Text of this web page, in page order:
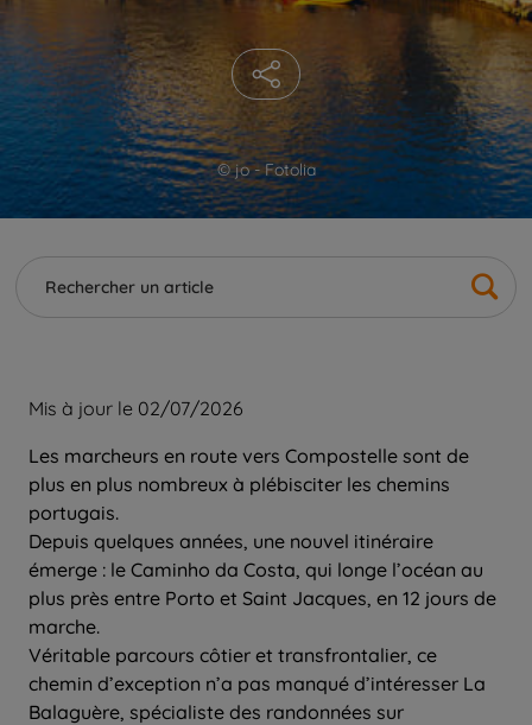
© jo - Fotolia
Mis à jour le 02/07/2026
Les marcheurs en route vers Compostelle sont de
plus en plus nombreux à plébisciter les chemins
portugais.
Depuis quelques années, une nouvel itinéraire
émerge : le Caminho da Costa, qui longe l’océan au
plus près entre Porto et Saint Jacques, en 12 jours de
marche.
Véritable parcours côtier et transfrontalier, ce
chemin d’exception n’a pas manqué d’intéresser La
Balaguère, spécialiste des randonnées sur